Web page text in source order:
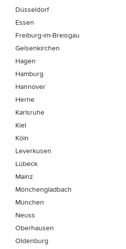
Düsseldorf
Essen
Freiburg-im-Breisgau
Gelsenkirchen
Hagen
Hamburg
Hannover
Herne
Karlsruhe
Kiel
Köln
Leverkusen
Lübeck
Mainz
Mönchen­gladbach
München
Neuss
Oberhausen
Oldenburg